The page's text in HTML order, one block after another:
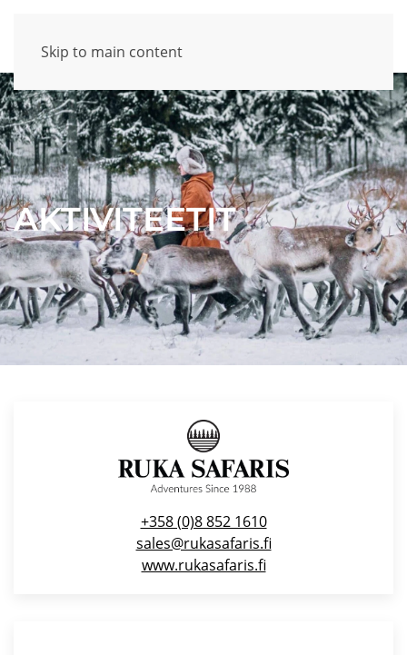
Skip to main content
AKTIVITEETIT
+358 (0)8 852 1610
sales@rukasafaris.fi
www.rukasafaris.fi